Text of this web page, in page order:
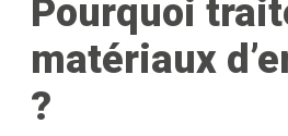
Pourquoi
matériaux
?